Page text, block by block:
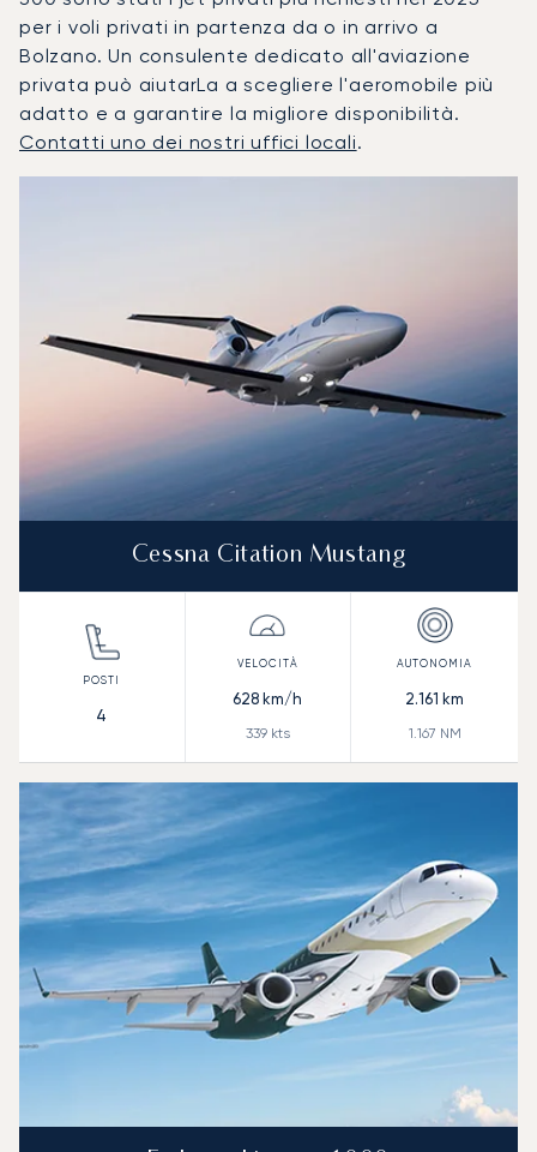
per i voli privati in partenza da o in arrivo a
Bolzano. Un consulente dedicato all'aviazione
privata può aiutarLa a scegliere l'aeromobile più
adatto e a garantire la migliore disponibilità.
Contatti uno dei nostri uffici locali.
Cessna Citation Mustang
4
628 km/h
339kts
2.161 km
1.167 NM